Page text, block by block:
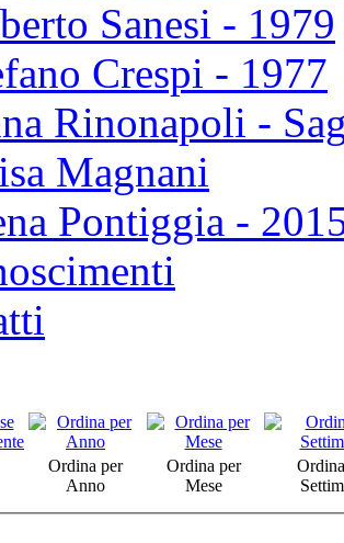
Sanesi - 1979
Crespi - 1977
Rinonapoli -
Magnani
Pontiggia -
Ordina per
Anno
Ordina per
Mese